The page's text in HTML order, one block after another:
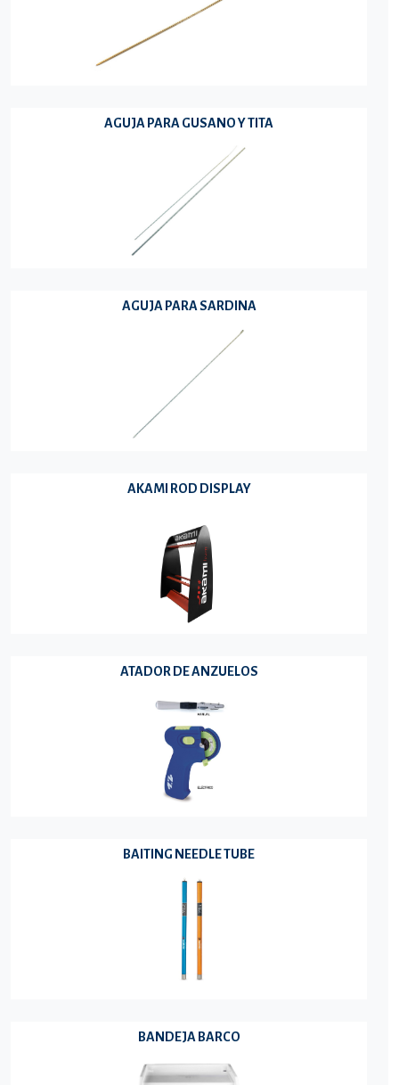
AGUJA PARA GUSANO Y TITA
AGUJA PARA SARDINA
AKAMI ROD DISPLAY
ATADOR DE ANZUELOS
BAITING NEEDLE TUBE
BANDEJA BARCO